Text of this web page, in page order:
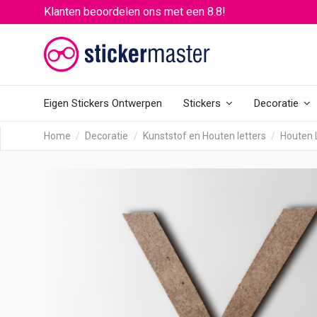
Klanten beoordelen ons met een 8.8!
Eigen Stickers Ontwerpen Stickers Decoratie
Home Decoratie Kunststof en Houten letters Houten